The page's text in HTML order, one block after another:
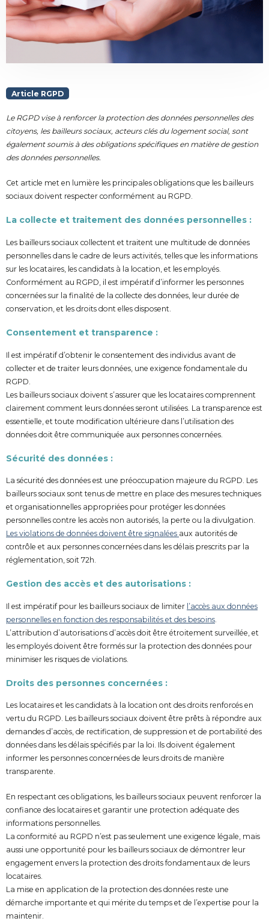
Article RGPD
Le RGPD vise à renforcer la protection des données personnelles des
citoyens, les bailleurs sociaux, acteurs clés du logement social, sont
également soumis à des obligations spécifiques en matière de gestion
des données personnelles.
Cet article met en lumière les principales obligations que les bailleurs
sociaux doivent respecter conformément au RGPD.
La collecte et traitement des données personnelles :
Les bailleurs sociaux collectent et traitent une multitude de données
personnelles dans le cadre de leurs activités, telles que les informations
sur les locataires, les candidats à la location, et les employés.
Conformément au RGPD, il est impératif d’informer les personnes
concernées sur la finalité de la collecte des données, leur durée de
conservation, et les droits dont elles disposent.
Consentement et transparence :
Il est impératif d’obtenir le consentement des individus avant de
collecter et de traiter leurs données, une exigence fondamentale du
RGPD.
Les bailleurs sociaux doivent s’assurer que les locataires comprennent
clairement comment leurs données seront utilisées. La transparence est
essentielle, et toute modification ultérieure dans l’utilisation des
données doit être communiquée aux personnes concernées.
Sécurité des données :
La sécurité des données est une préoccupation majeure du RGPD. Les
bailleurs sociaux sont tenus de mettre en place des mesures techniques
et organisationnelles appropriées pour protéger les données
personnelles contre les accès non autorisés, la perte ou la divulgation.
Les violations de données doivent être signalées aux autorités de
contrôle et aux personnes concernées dans les délais prescrits par la
réglementation, soit 72h.
Gestion des accès et des autorisations :
Il est impératif pour les bailleurs sociaux de limiter l’accès aux données
personnelles en fonction des responsabilités et des besoins
L’attribution d’autorisations d’accès doit être étroitement surveillée, et
les employés doivent être formés sur la protection des données pour
minimiser les risques de violations.
Droits des personnes concernées :
Les locataires et les candidats à la location ont des droits renforcés en
vertu du RGPD. Les bailleurs sociaux doivent être prêts à répondre aux
demandes d’accès, de rectification, de suppression et de portabilité des
données dans les délais spécifiés par la loi. Ils doivent également
informer les personnes concernées de leurs droits de manière
transparente.
En respectant ces obligations, les bailleurs sociaux peuvent renforcer la
confiance des locataires et garantir une protection adéquate des
informations personnelles.
La conformité au RGPD n’est pas seulement une exigence légale, mais
aussi une opportunité pour les bailleurs sociaux de démontrer leur
engagement envers la protection des droits fondamentaux de leurs
locataires.
La mise en application de la protection des données reste une
démarche importante et qui mérite du temps et de l’expertise pour la
maintenir.